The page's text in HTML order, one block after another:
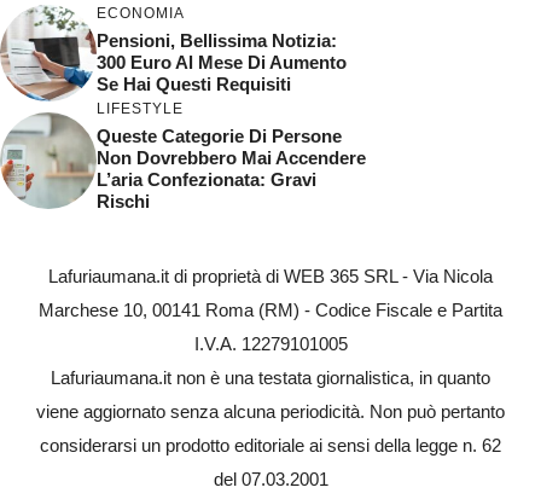
ECONOMIA
Pensioni, Bellissima Notizia:
300 Euro Al Mese Di Aumento
Se Hai Questi Requisiti
LIFESTYLE
Queste Categorie Di Persone
Non Dovrebbero Mai Accendere
L’aria Confezionata: Gravi
Rischi
Lafuriaumana.it di proprietà di WEB 365 SRL - Via Nicola
Marchese 10, 00141 Roma (RM) - Codice Fiscale e Partita
I.V.A. 12279101005
Lafuriaumana.it non è una testata giornalistica, in quanto
viene aggiornato senza alcuna periodicità. Non può pertanto
considerarsi un prodotto editoriale ai sensi della legge n. 62
del 07.03.2001